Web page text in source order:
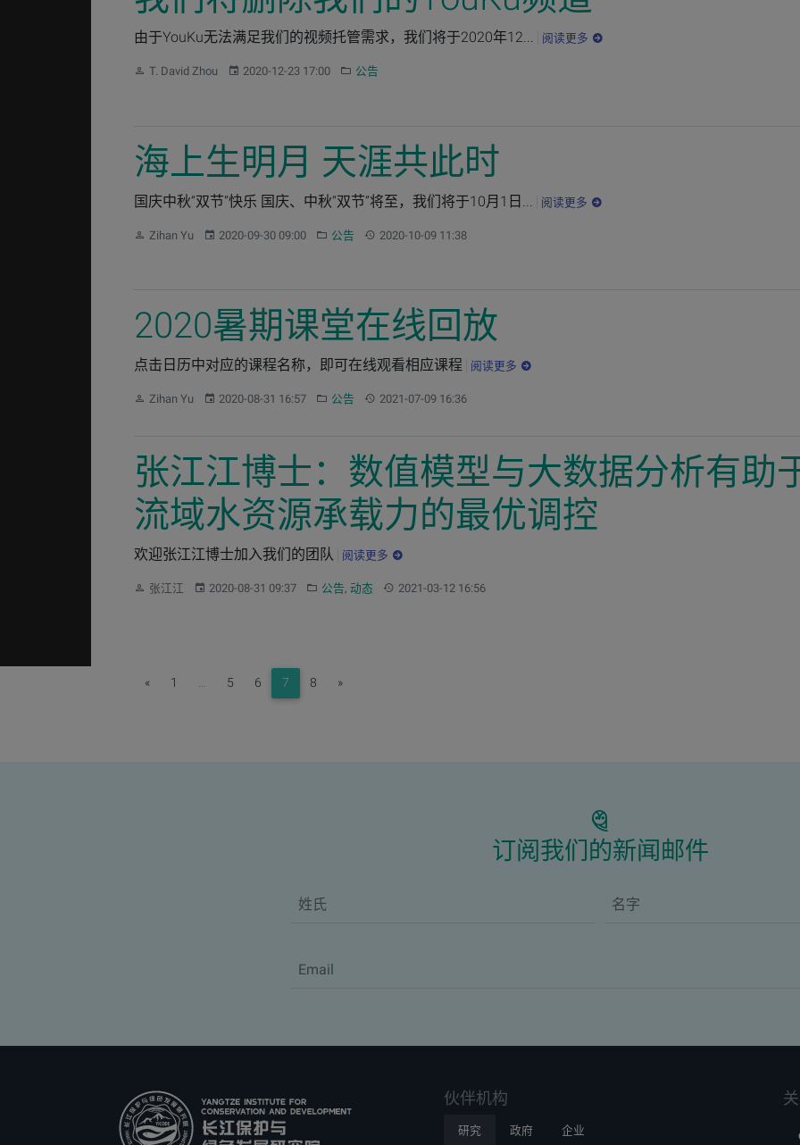
由于YouKu无法满足我们的视频托管需求，我们将于2020年12... 阅读更多
作者：
T. David Zhou 发布：2020-12-23 17:00 分类：
公告
海上生明月 天涯共此时
国庆中秋“双节”快乐 国庆、中秋“双节”将至，我们将于10月1日... 阅读更多
作者：Zihan Yu 发布：2020-09-30 09:00 分类：
公告 更新：2020-10-09 11:38
2020暑期课堂在线回放
点击日历中对应的课程名称，即可在线观看相应课程 阅读更多
作者：Zihan Yu 发布：2020-08-31 16:57 分类：
公告 更新：2021-07-09 16:36
张江江博士：数值模型与大数据分析有助
流域水资源承载力的最优调控
欢迎张江江博士加入我们的团队 阅读更多
作者：张江江 发布：2020-08-31 09:37 分类：
公告, 动态 更新：2021-03-12 16:56
«Previous
1 … 5 6 7 8 »Next
订阅我们的新闻邮件
伙伴机构
研究 政府 企业